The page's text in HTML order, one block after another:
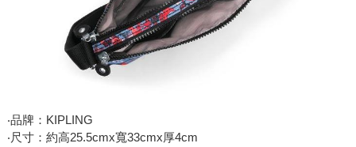
‧品牌：KIPLING
‧尺寸：約高25.5cmx寬33cmx厚4cm